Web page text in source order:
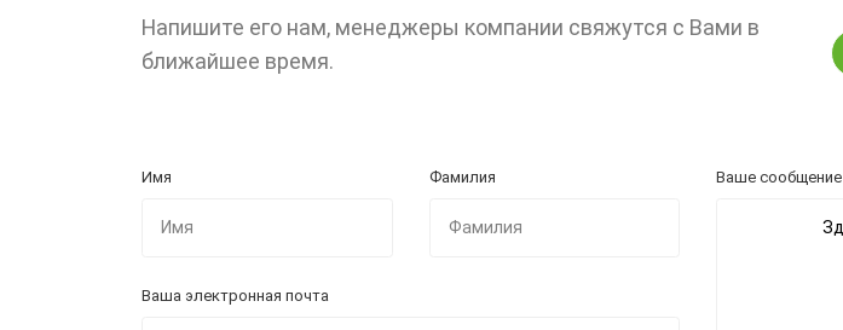
Напишите его нам, менеджеры компании свяжутся с Вами в
ближайшее время.
Имя Фамилия
Ваша электронная почта
Ваше сообщение